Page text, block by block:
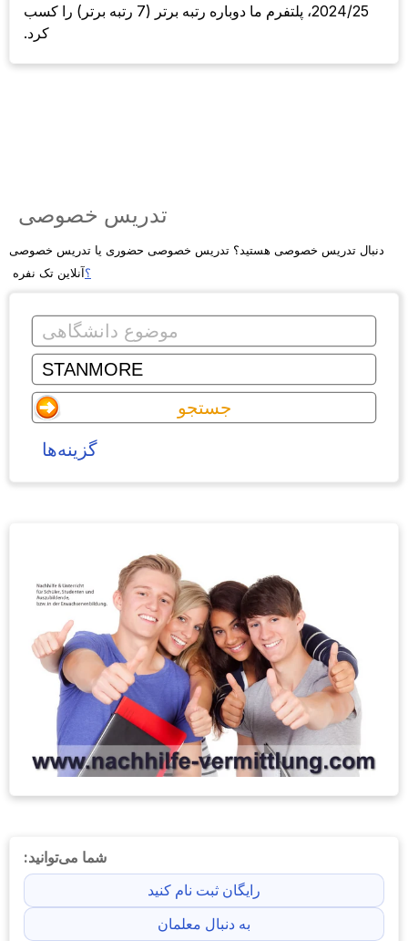
2024/25، پلتفرم ما دوباره رتبه برتر (7 رتبه برتر) را کسب
کرد.
تدریس خصوصی
دنبال تدریس خصوصی هستید؟ تدریس خصوصی حضوری یا تدریس خصوصی
آنلاین تک نفره؟
گزینه‌ها
شما می‌توانید:
رایگان ثبت نام کنید
به دنبال معلمان